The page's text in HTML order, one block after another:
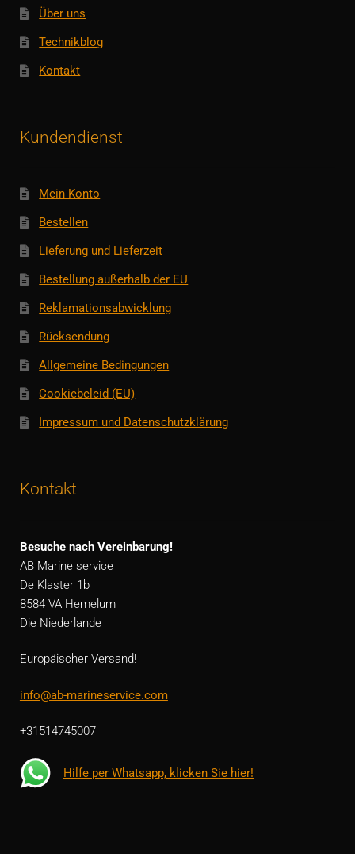
Über uns
Technikblog
Kontakt
Kundendienst
Mein Konto
Bestellen
Lieferung und Lieferzeit
Bestellung außerhalb der EU
Reklamationsabwicklung
Rücksendung
Allgemeine Bedingungen
Cookiebeleid (EU)
Impressum und Datenschutzklärung
Kontakt
Besuche nach Vereinbarung!
AB Marine service
De Klaster 1b
8584 VA Hemelum
Die Niederlande
Europäischer Versand!
info@ab-marineservice.com
+31514745007
Hilfe per Whatsapp, klicken Sie hier!